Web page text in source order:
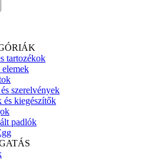
tartozékok
szerelvények
és kiegészítők
padlók